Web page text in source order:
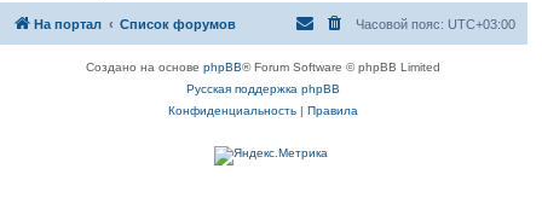
На портал Список форумов Часовой пояс: UTC+03:00
Создано на основеphpBB® Forum Software © phpBB Limited
Русская поддержка phpBB
Конфиденциальность |Правила